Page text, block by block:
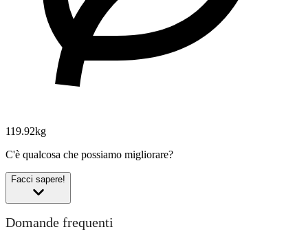
119.92kg
C'è qualcosa che possiamo migliorare?
Facci sapere!
Domande frequenti